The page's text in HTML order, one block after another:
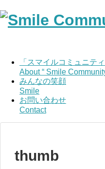
「スマイルコミュニテ
About “ Smile
みんなの笑顔
Smile
お問い合わせ
Contact
thumb